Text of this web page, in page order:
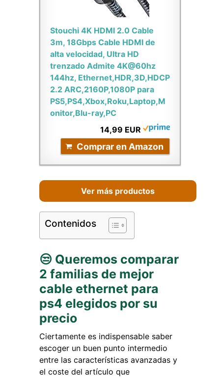
Stouchi 4K HDMI 2.0 Cable
3m, 18Gbps Cable HDMI de
alta velocidad, Ultra HD
trenzado Admite 4K@60hz
144hz, Ethernet,HDR,3D,HDCP
2.2 ARC,2160P,1080P para
PS5,PS4,Xbox,Roku,Laptop,M
onitor,Blu-ray,PC
14,99 EUR
Comprar en Amazon
Ver más productos
Contenidos
😒 Queremos comparar
2 familias de mejor
cable ethernet para
ps4 elegidos por su
precio
Ciertamente es indispensable saber
escoger un buen punto intermedio
entre las características avanzadas y
el coste del artículo que